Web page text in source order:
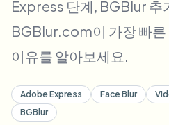
비디오 인텔리전스
대량 동영상 블러
여러 동영상을 한 번에 처리
기업 영역, 정책 및 검토
API & SDK
업로드, 작업 및 웹훅 자동화
문의 양식
Express 단계, BGBlur 추
BGBlur.com이 가장 빠른
이유를 알아보세요.
Adobe Express Face Blur
BGBlur